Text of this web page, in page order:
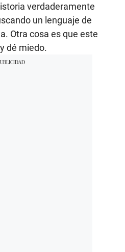
verdaderamente
un lenguaje de
Otra cosa es que este
dé miedo.